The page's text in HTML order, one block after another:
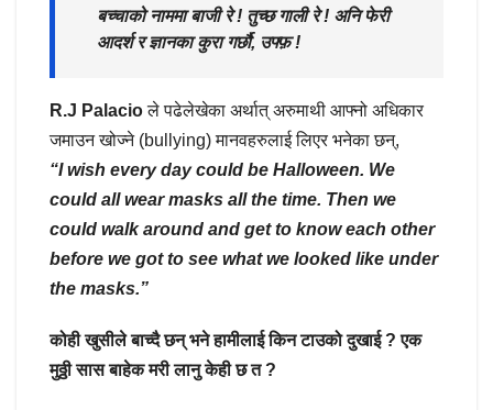
बच्चाको नाममा बाजी रे ! तुच्छ गाली रे ! अनि फेरी
आदर्श र ज्ञानका कुरा गर्छौ, उफ्फ़ !
R.J Palacioले पढेलेखेका अर्थात् अरुमाथी आफ्नो अधिकार
जमाउन खोज्ने (bullying) मानवहरुलाई लिएर भनेका छन्,
“I wish every day could be Halloween. We
could all wear masks all the time. Then we
could walk around and get to know each other
before we got to see what we looked like under
the masks.”
कोही खुसीले बाच्दै छन् भने हामीलाई किन टाउको दुखाई ? एक
मुठ्ठी सास बाहेक मरी लानु केही छ त ?